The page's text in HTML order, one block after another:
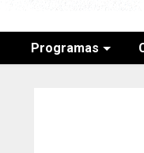
Programas